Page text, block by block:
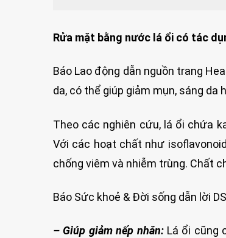
Rửa mặt bằng nước lá ổi có tác
Báo Lao động dẫn nguồn trang
da, có thể giúp giảm mụn, sáng da
Theo các nghiên cứu, lá ổi chứa
Với các hoạt chất như
chống viêm và nhiễm trùng. Chất
Báo Sức khoẻ & Đời sống dẫn lời
– Giúp giảm nếp nhăn:Lá ổi cũng